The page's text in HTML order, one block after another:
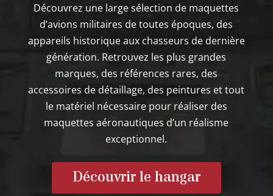
Découvrez une large sélection de maquettes
d’avions militaires de toutes époques, des
appareils historique aux chasseurs de dernière
génération. Retrouvez les plus grandes
marques, des références rares, des
accessoires de détaillage, des peintures et tout
le matériel nécessaire pour réaliser des
maquettes aéronautiques d’un réalisme
exceptionnel.
Découvrir le hangar